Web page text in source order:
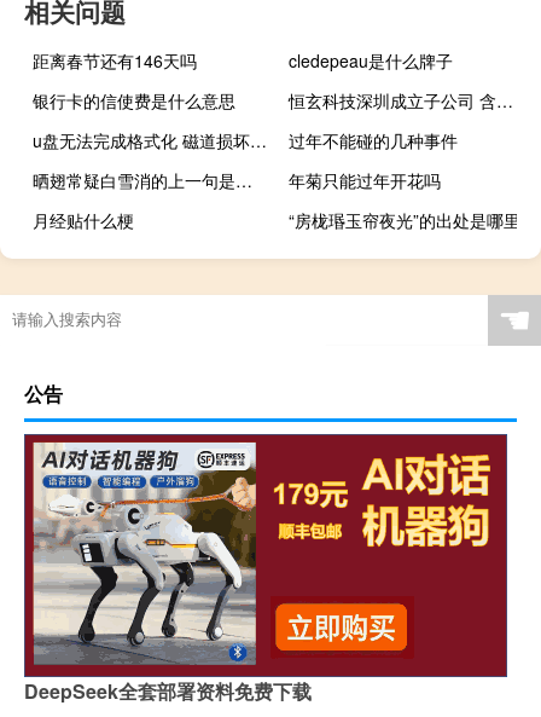
相关问题
距离春节还有146天吗
cledepeau是什么牌子
银行卡的信使费是什么意思
恒玄科技深圳成立子公司 含集成电路设计业务
u盘无法完成格式化 磁道损坏（新u盘无法完成格式化）
过年不能碰的几种事件
晒翅常疑白雪消的上一句是什么
年菊只能过年开花吗
月经贴什么梗
“房栊瑉玉帘夜光”的出处是哪里
☚
公告
DeepSeek全套部署资料免费下载